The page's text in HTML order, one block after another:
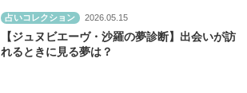
占いコレクション 2026.05.15
【ジュヌビエーヴ・沙羅の夢診断】出会いが訪
れるときに見る夢は？